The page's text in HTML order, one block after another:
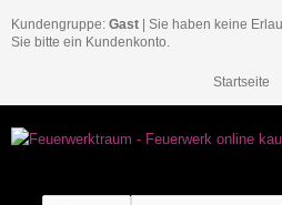
Kundengruppe: Gast | Sie haben keine
Sie bitte ein Kundenkonto.
Startseite